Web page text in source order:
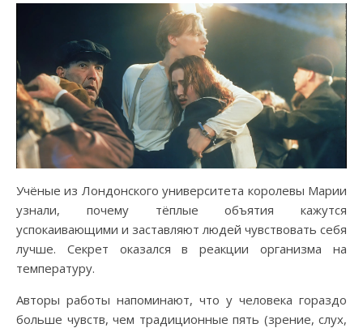
Учёные из Лондонского университета королевы Марии
узнали, почему тёплые объятия кажутся
успокаивающими и заставляют людей чувствовать себя
лучше. Секрет оказался в реакции организма на
температуру.
Авторы работы напоминают, что у человека гораздо
больше чувств, чем традиционные пять (зрение, слух,